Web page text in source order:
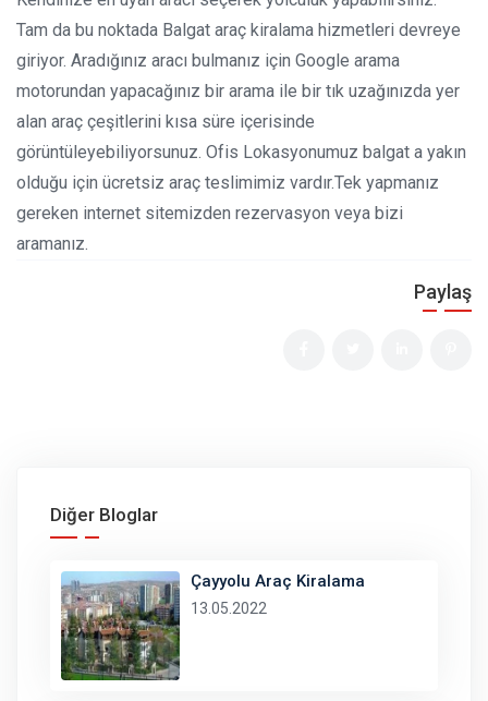
Tam da bu noktada Balgat araç kiralama hizmetleri devreye
giriyor. Aradığınız aracı bulmanız için Google arama
motorundan yapacağınız bir arama ile bir tık uzağınızda yer
alan araç çeşitlerini kısa süre içerisinde
görüntüleyebiliyorsunuz. Ofis Lokasyonumuz balgat a yakın
olduğu için ücretsiz araç teslimimiz vardır.Tek yapmanız
gereken internet sitemizden rezervasyon veya bizi
aramanız.
Paylaş
Diğer Bloglar
Çayyolu Araç Kiralama
13.05.2022